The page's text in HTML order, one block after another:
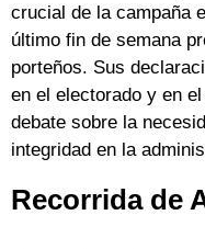
crucial de la campaña
último fin de semana
porteños. Sus
en el electorado y en
debate sobre la
integridad en la
Recorrida de